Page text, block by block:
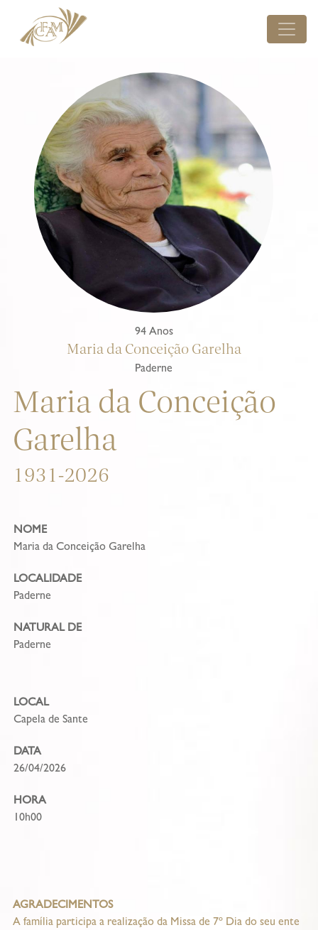
94 Anos
Maria da Conceição Garelha
Paderne
Maria da Conceição
Garelha
1931-2026
NOME
Maria da Conceição Garelha
LOCALIDADE
Paderne
NATURAL DE
Paderne
LOCAL
Capela de Sante
DATA
26/04/2026
HORA
10h00
AGRADECIMENTOS
A família participa a realização da Missa de 7º Dia do seu ente